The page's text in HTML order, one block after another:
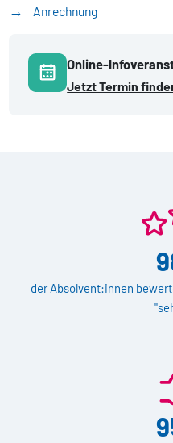
Anrechnung
Online-
Jetzt Termin
der Absolvent:innen